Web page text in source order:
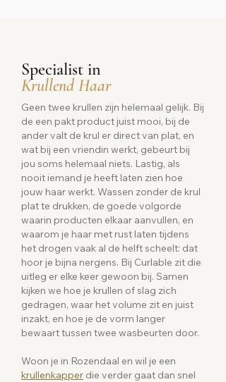
Specialist in
Krullend Haar
Geen twee krullen zijn helemaal gelijk. Bij
de een pakt product juist mooi, bij de
ander valt de krul er direct van plat, en
wat bij een vriendin werkt, gebeurt bij
jou soms helemaal niets. Lastig, als
nooit iemand je heeft laten zien hoe
jouw haar werkt. Wassen zonder de krul
plat te drukken, de goede volgorde
waarin producten elkaar aanvullen, en
waarom je haar met rust laten tijdens
het drogen vaak al de helft scheelt: dat
hoor je bijna nergens. Bij Curlable zit die
uitleg er elke keer gewoon bij. Samen
kijken we hoe je krullen of slag zich
gedragen, waar het volume zit en juist
inzakt, en hoe je de vorm langer
bewaart tussen twee wasbeurten door.
Woon je in Rozendaal en wil je een
krullenkapper die verder gaat dan snel